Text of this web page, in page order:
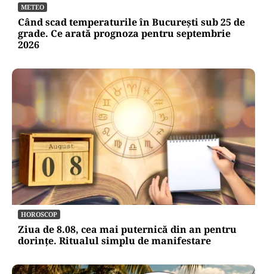
METEO
Când scad temperaturile în București sub 25 de
grade. Ce arată prognoza pentru septembrie
2026
HOROSCOP
Ziua de 8.08, cea mai puternică din an pentru
dorințe. Ritualul simplu de manifestare